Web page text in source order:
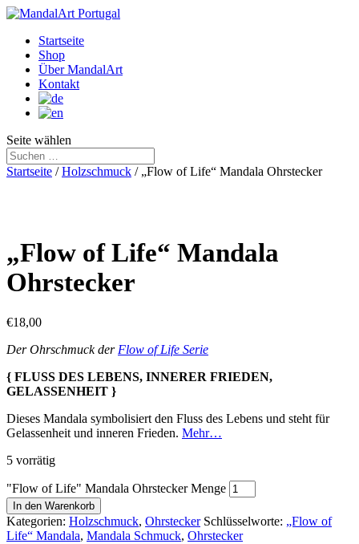
Startseite
Shop
Über MandalArt
Kontakt
Seite wählen
Startseite /Holzschmuck / „Flow of Life“ Mandala Ohrstecker
„Flow of Life“ Mandala
Ohrstecker
€18,00
Der Ohrschmuck der Flow of Life Serie
{ FLUSS DES LEBENS, INNERER FRIEDEN,
GELASSENHEIT }
Dieses Mandala symbolisiert den Fluss des Lebens und steht für
Gelassenheit und inneren Frieden. Mehr…
5 vorrätig
"Flow of Life" Mandala Ohrstecker Menge
In den Warenkorb
Kategorien: Holzschmuck, Ohrstecker Schlüsselworte: „Flow of
Life“ Mandala, Mandala Schmuck, Ohrstecker